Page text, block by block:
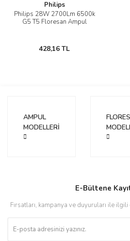
Philips
Philips 28W 2700Lm 6500k
G5 T5 Floresan Ampul
428,16 TL
AMPUL
MODELLERİ
E-Bültene
Fırsatları, kampanya ve duyuruları ile